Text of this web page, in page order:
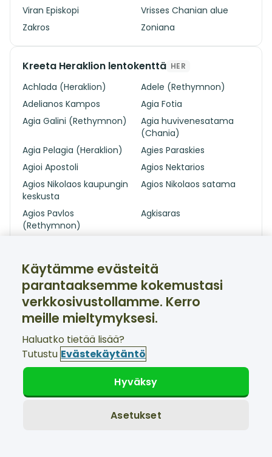
Viran Episkopi
Vrisses Chanian alue
Zakros
Zoniana
Kreeta Heraklion lentokenttä HER
Achlada (Heraklion)
Adele (Rethymnon)
Adelianos Kampos
Agia Fotia
Agia Galini (Rethymnon)
Agia huvivenesatama
(Chania)
Agia Pelagia (Heraklion)
Agies Paraskies
Agioi Apostoli
Agios Nektarios
Agios Nikolaos kaupungin
keskusta
Agios Nikolaos satama
Agios Pavlos
(Rethymnon)
Agkisaras
Ammoudara (Heraklion)
Ammoudara (Lasithi)
Amnissos (Heraklion)
Analipsi (Heraklion)
Anissaras
Ano Kalesia
Anopoli (Heraklion)
Apostoli
Aptera (Chania)
Argiroupoli
Arkadi
Armenoi
Aspro
Athanati
Käytämme evästeitä
parantaaksemme kokemustasi
verkkosivustollamme. Kerro
meille mieltymyksesi.
Haluatko tietää lisää?
Tutustu Evästekäytäntö
Asetukset
Hyväksy